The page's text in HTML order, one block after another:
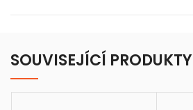
SOUVISEJÍCÍ PRODUKTY